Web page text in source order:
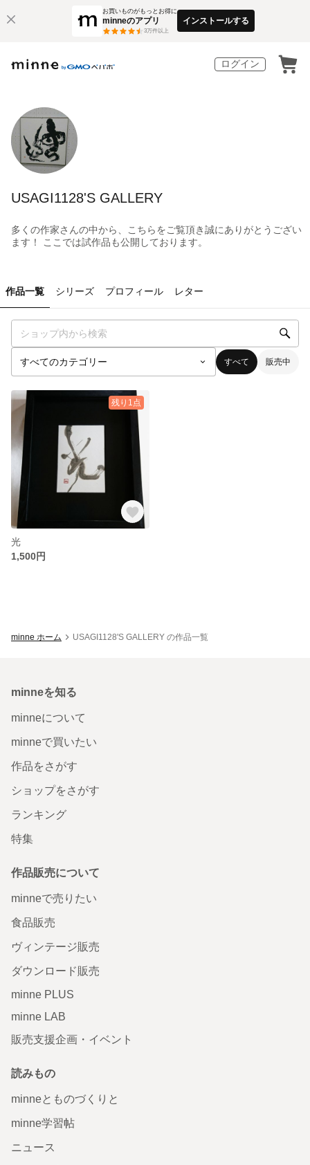
お買いものがもっとお得に
minneのアプリ
3万件以上
インストールする
ログイン
USAGI1128'S GALLERY
多くの作家さんの中から、こちらをご覧頂き誠にありがとうござい
ます！ ここでは試作品も公開しております。
作品一覧 シリーズ プロフィール レター
すべて 販売中
残り1点
光
1,500円
minne ホーム USAGI1128'S GALLERY の作品一覧
minneを知る
minneについて
minneで買いたい
作品をさがす
ショップをさがす
ランキング
特集
作品販売について
minneで売りたい
食品販売
ヴィンテージ販売
ダウンロード販売
minne PLUS
minne LAB
販売支援企画・イベント
読みもの
minneとものづくりと
minne学習帖
ニュース